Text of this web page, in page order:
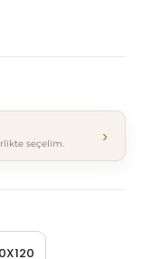
seçelim. ›